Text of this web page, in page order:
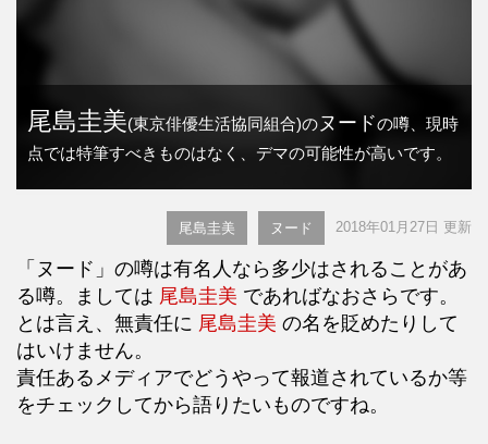
尾島圭美(東京俳優生活協同組合)のヌードの噂、現時
点では特筆すべきものはなく、デマの可能性が高いです。
尾島圭美 ヌード 2018年01月27日 更新
「ヌード」の噂は有名人なら多少はされることがあ
る噂。ましては 尾島圭美 であればなおさらです。
とは言え、無責任に 尾島圭美 の名を貶めたりして
はいけません。
責任あるメディアでどうやって報道されているか等
をチェックしてから語りたいものですね。